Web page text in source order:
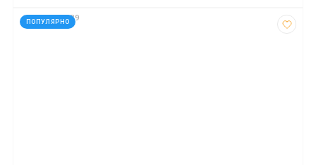
ПОПУЛЯРНО
код: 1202889